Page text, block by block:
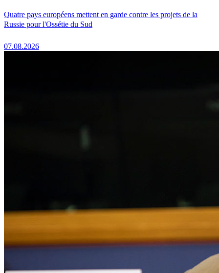
Quatre pays européens mettent en garde contre les projets de la
Russie pour l'Ossétie du Sud
07.08.2026